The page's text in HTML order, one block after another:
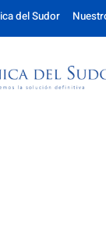
del Sudor